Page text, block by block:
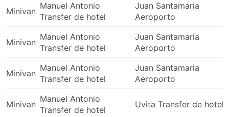
rota, elas também podem levá-lo a um ponto mais
conveniente – não há necessidade de ir ao
Observe que nem sempre isso é possível, mas em
muitos casos, eles irão cooperar. Isso pode
economizar tanto tempo quanto dinheiro que
você teria gasto saindo do terminal a pé ou de
Contras das Viagens de Van
Minivan
Manuel Antonio
Transfer de hotel
Juan Santamaria
Aeroporto
Minivan
Manuel Antonio
Transfer de hotel
Juan Santamaria
Aeroporto
Minivan
Manuel Antonio
Transfer de hotel
Juan Santamaria
Aeroporto
Minivan
Manuel Antonio
Transfer de hotel
Uvita Transfer de hotel